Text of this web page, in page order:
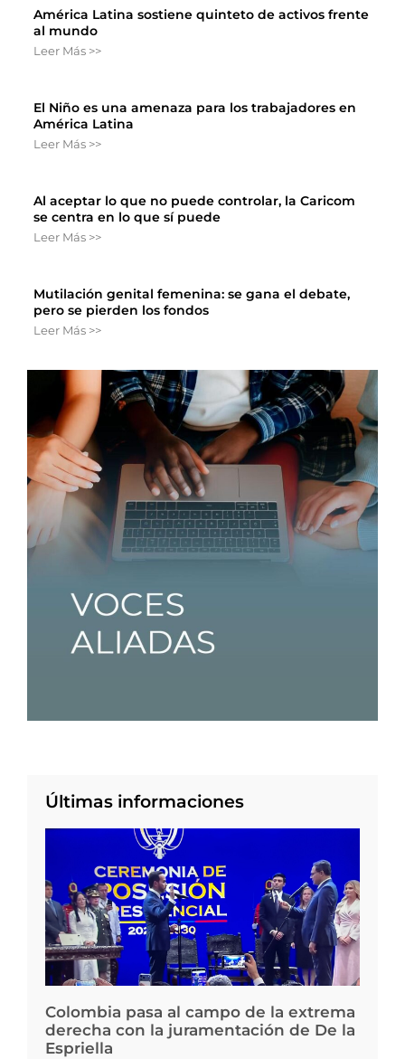
América Latina sostiene quinteto de activos frente
al mundo
Leer Más >>
El Niño es una amenaza para los trabajadores en
América Latina
Leer Más >>
Al aceptar lo que no puede controlar, la Caricom
se centra en lo que sí puede
Leer Más >>
Mutilación genital femenina: se gana el debate,
pero se pierden los fondos
Leer Más >>
Últimas informaciones
Colombia pasa al campo de la extrema
derecha con la juramentación de De la
Espriella